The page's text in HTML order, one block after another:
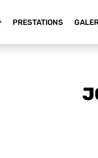
PRESTATIONS